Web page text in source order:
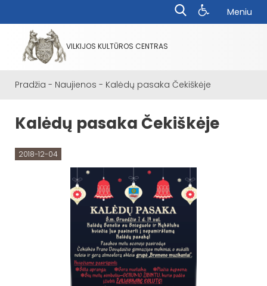
Meniu
VILKIJOS KULTŪROS CENTRAS
Pradžia - Naujienos - Kalėdų pasaka Čekiškėje
Kalėdų pasaka Čekiškėje
2018-12-04